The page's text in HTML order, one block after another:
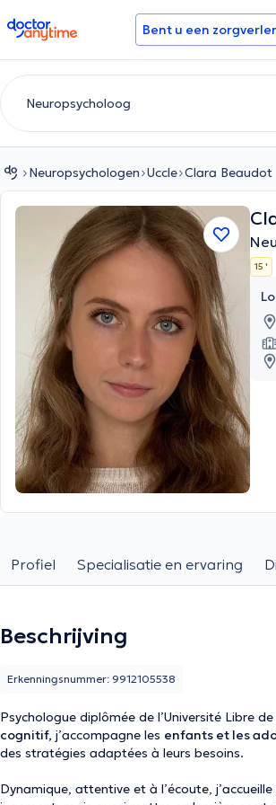
doctoranytime Bent u een
Neuropsychologen Uccle Clara Beaudot
15 '
Profiel Specialisatie en ervaring
Beschrijving
Psychologue diplômée de l’Université Libre de
cognitif, j’accompagne les enfants et les
des stratégies adaptées à leurs besoins.
Dynamique, attentive et à l’écoute,
Erkenningsnummer: 9912105538